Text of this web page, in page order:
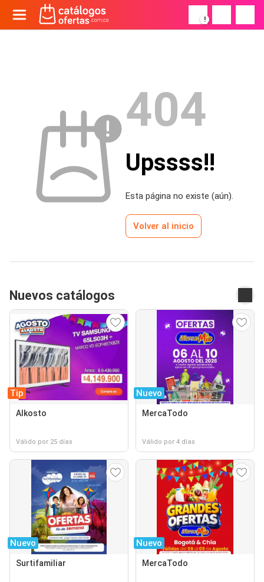
!
404
Upssss!!
Esta página no existe (aún).
Volver al inicio
Nuevos catálogos
Tip
Alkosto
Válido por 25 días
Nuevo
MercaTodo
Válido por 4 días
Nuevo
Surtifamiliar
Nuevo
MercaTodo